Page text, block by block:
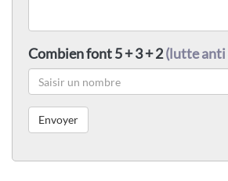
Combien font 5 + 3 + 2(lutte anti